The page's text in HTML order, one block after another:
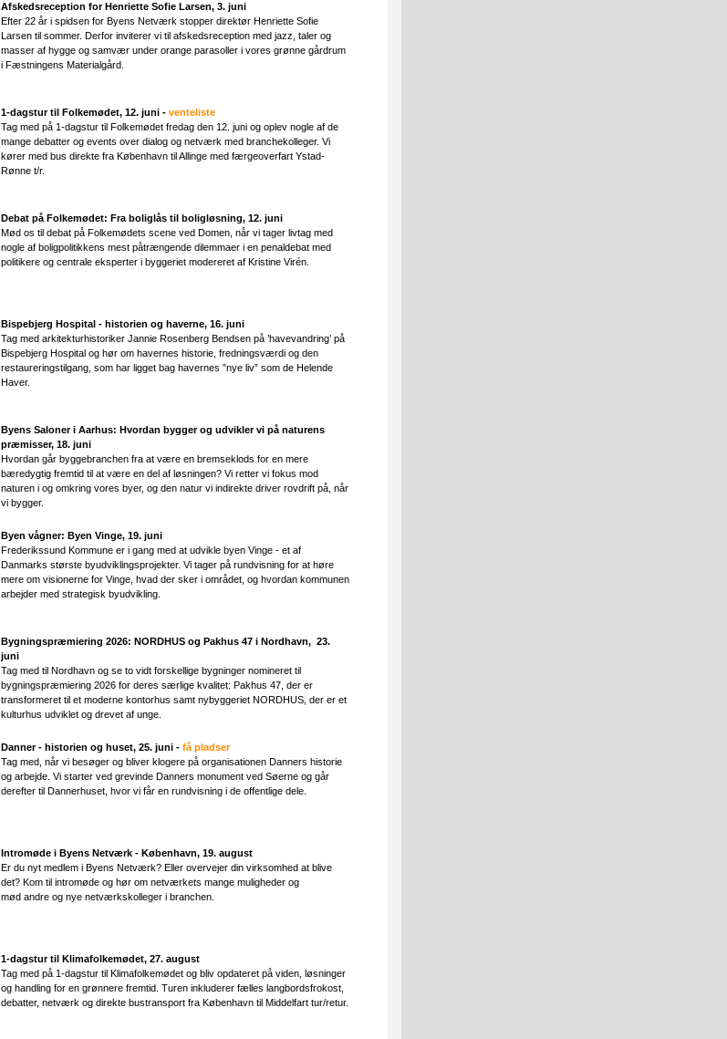
Afskedsreception for Henriette Sofie Larsen, 3. juni
Efter 22 år i spidsen for Byens Netværk stopper direktør Henriette Sofie
Larsen til sommer. Derfor inviterer vi til afskedsreception med jazz, taler og
masser af hygge og samvær under orange parasoller i vores grønne gårdrum
i Fæstningens Materialgård.
1-dagstur til Folkemødet, 12. juni - venteliste
Tag med på 1-dagstur til Folkemødet fredag den 12. juni og oplev nogle af de
mange debatter og events over dialog og netværk med branchekolleger. Vi
kører med bus direkte fra København til Allinge med færgeoverfart Ystad-
Rønne t/r.
Debat på Folkemødet: Fra boliglås til boligløsning​, 12. juni
Mød os til debat på Folkemødets scene ved Domen, når vi tager livtag med
nogle af boligpolitikkens mest påtrængende dilemmaer i en penaldebat med
politikere og centrale eksperter i byggeriet modereret af Kristine Virén.
Bispebjerg Hospital - historien og haverne​, 16. juni
Tag med arkitekturhistoriker Jannie Rosenberg Bendsen på ’havevandring’ på
Bispebjerg Hospital og hør om havernes historie, fredningsværdi og den
restaureringstilgang, som har ligget bag havernes ”nye liv” som de Helende
Haver.
Byens Saloner i Aarhus: Hvordan bygger og udvikler vi på naturens
præmisser, 18. juni
Hvordan går byggebranchen fra at være en bremseklods for en mere
bæredygtig fremtid til at være en del af løsningen? Vi retter vi fokus mod
naturen i og omkring vores byer, og den natur vi indirekte driver rovdrift på, når
vi bygger.
Byen vågner: Byen Vinge, 19. juni
Frederikssund Kommune er i gang med at udvikle byen Vinge - et af
Danmarks største byudviklingsprojekter. Vi tager på rundvisning for at høre
mere om visionerne for Vinge, hvad der sker i området, og hvordan kommunen
arbejder med strategisk byudvikling.
Bygningspræmiering 2026: NORDHUS og Pakhus 47 i Nordhavn​, 23.
juni
Tag med til Nordhavn og se to vidt forskellige bygninger nomineret til
bygningspræmiering 2026 for deres særlige kvalitet: Pakhus 47, der er
transformeret til et moderne kontorhus samt nybyggeriet NORDHUS, der er et
kulturhus udviklet og drevet af unge.
Danner - historien og huset, 25. juni - få pladser
Tag med, når vi besøger og bliver klogere på organisationen Danners historie
og arbejde. Vi starter ved grevinde Danners monument ved Søerne og går
derefter til Dannerhuset, hvor vi får en rundvisning i de offentlige dele.
Intromøde i Byens Netværk - København, 19. august
Er du nyt medlem i Byens Netværk? Eller overvejer din virksomhed at blive
det? Kom til intromøde og hør om netværkets mange muligheder og
mød andre og nye netværkskolleger i branchen.
1-dagstur til Klimafolkemødet, 27. august
Tag med på 1-dagstur til Klimafolkemødet og bliv opdateret på viden, løsninger
og handling for en grønnere fremtid. Turen inkluderer fælles langbordsfrokost,
debatter, netværk og direkte bustransport fra København til Middelfart tur/retur.